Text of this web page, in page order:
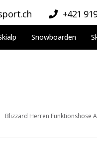
+421
Snowboarden
Blizzard Herren Funktionshose